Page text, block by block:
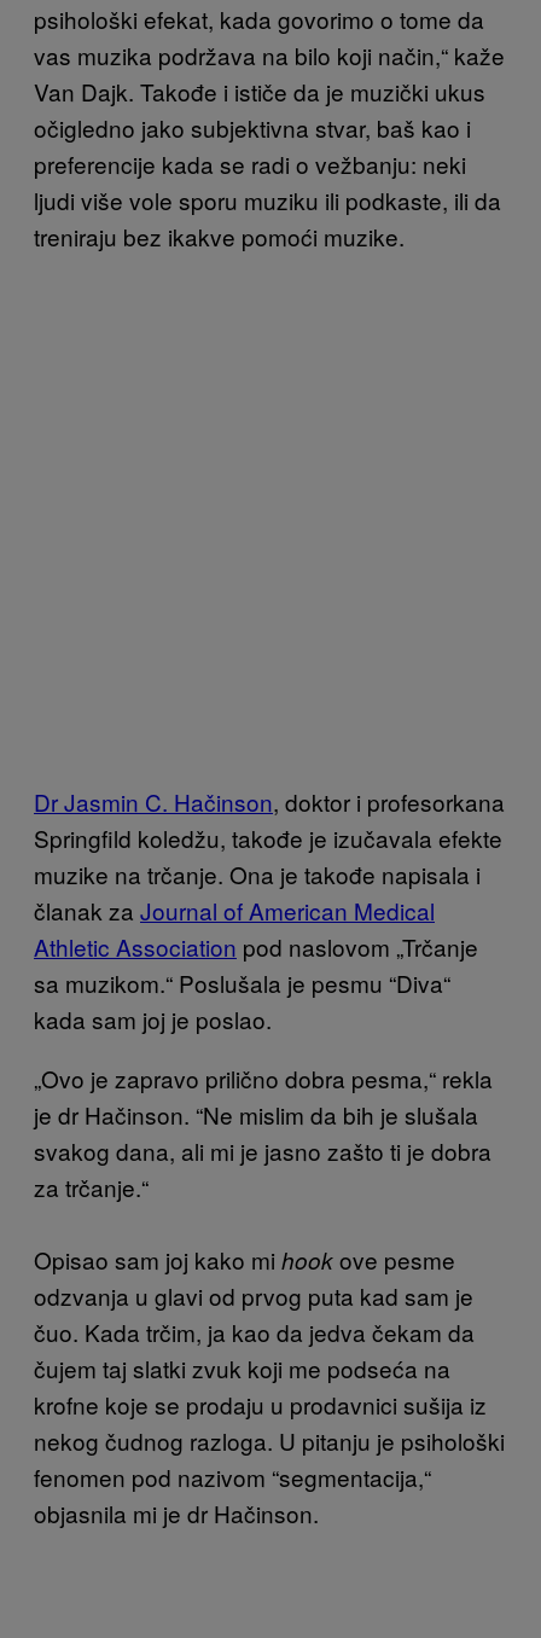
psihološki efekat, kada govorimo o tome da
vas muzika podržava na bilo koji način,“ kaže
Van Dajk. Takođe i ističe da je muzički ukus
očigledno jako subjektivna stvar, baš kao i
preferencije kada se radi o vežbanju: neki
ljudi više vole sporu muziku ili podkaste, ili da
treniraju bez ikakve pomoći muzike.
Dr Jasmin C. Hačinson, doktor i profesorkana
Springfild koledžu, takođe je izučavala efekte
muzike na trčanje. Ona je takođe napisala i
članak za Journal of American Medical
Athletic Association pod naslovom „Trčanje
sa muzikom.“ Poslušala je pesmu “Diva“
kada sam joj je poslao.
„Ovo je zapravo prilično dobra pesma,“ rekla
je dr Hačinson. “Ne mislim da bih je slušala
svakog dana, ali mi je jasno zašto ti je dobra
za trčanje.“
Opisao sam joj kako mi hookove pesme
odzvanja u glavi od prvog puta kad sam je
čuo. Kada trčim, ja kao da jedva čekam da
čujem taj slatki zvuk koji me podseća na
krofne koje se prodaju u prodavnici sušija iz
nekog čudnog razloga. U pitanju je psihološki
fenomen pod nazivom “segmentacija,“
objasnila mi je dr Hačinson.